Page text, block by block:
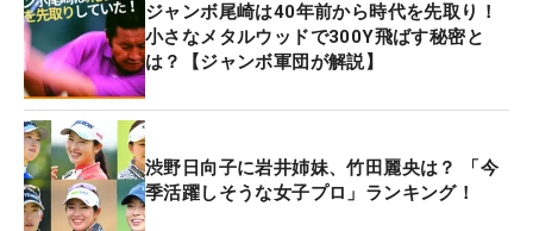
ジャンボ尾崎は40年前から時代を先取り！
小さなメタルウッドで300Y飛ばす秘密と
は？【ジャンボ軍団が解説】
渋野日向子に岩井姉妹、竹田麗央は？ 「今
季活躍しそうな女子プロ」ランキング！